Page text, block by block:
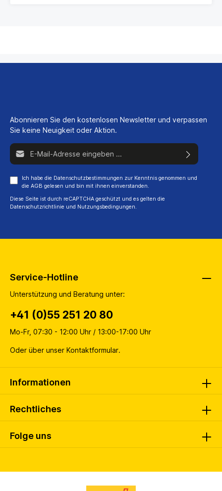
Abonnieren Sie den kostenlosen Newsletter und verpassen
Sie keine Neuigkeit oder Aktion.
E-Mail-Adresse*
Ich habe die Datenschutzbestimmungen zur Kenntnis genommen und
die AGB gelesen und bin mit ihnen einverstanden.
Diese Seite ist durch reCAPTCHA geschützt und es gelten die
Datenschutzrichtlinie und Nutzungsbedingungen.
Folge uns
Service-Hotline
Unterstützung und Beratung unter:
+41 (0)55 251 20 80
Mo-Fr, 07:30 - 12:00 Uhr / 13:00-17:00 Uhr
Oder über unser Kontaktformular.
Informationen
Rechtliches